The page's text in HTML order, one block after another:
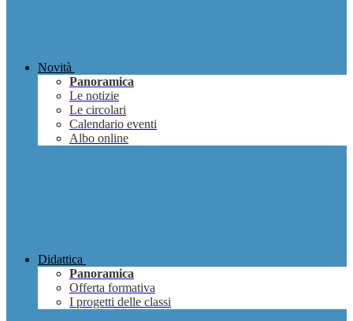
Novità
Panoramica
Le notizie
Le circolari
Calendario eventi
Albo online
Didattica
Panoramica
Offerta formativa
I progetti delle classi